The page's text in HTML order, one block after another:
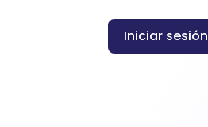
Iniciar sesión